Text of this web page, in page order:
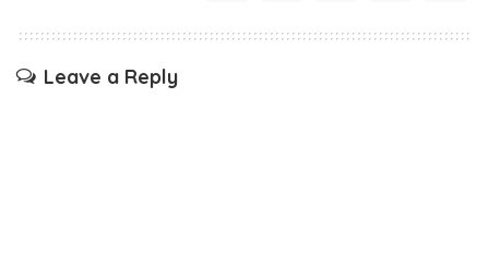
Leave a Reply